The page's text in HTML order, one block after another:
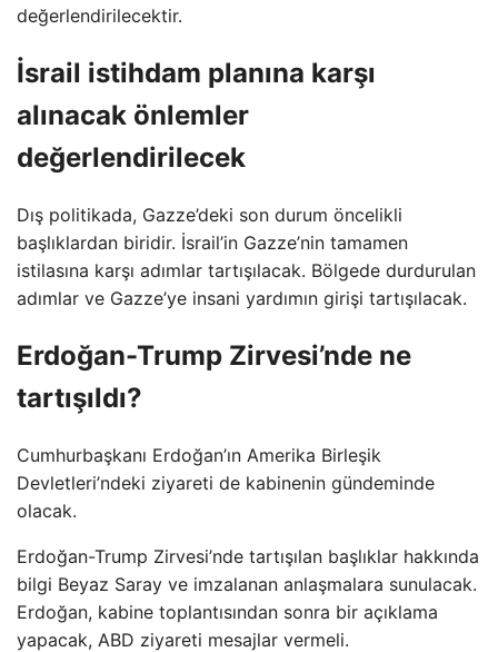
değerlendirilecektir.
İsrail istihdam planına karşı
alınacak önlemler
değerlendirilecek
Dış politikada, Gazze’deki son durum öncelikli
başlıklardan biridir. İsrail’in Gazze’nin tamamen
istilasına karşı adımlar tartışılacak. Bölgede durdurulan
adımlar ve Gazze’ye insani yardımın girişi tartışılacak.
Erdoğan-Trump Zirvesi’nde ne
tartışıldı?
Cumhurbaşkanı Erdoğan’ın Amerika Birleşik
Devletleri’ndeki ziyareti de kabinenin gündeminde
olacak.
Erdoğan-Trump Zirvesi’nde tartışılan başlıklar hakkında
bilgi Beyaz Saray ve imzalanan anlaşmalara sunulacak.
Erdoğan, kabine toplantısından sonra bir açıklama
yapacak, ABD ziyareti mesajlar vermeli.